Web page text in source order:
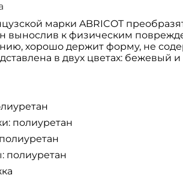
марки ABRICOT
вынослив к физическим
хорошо держит форму, не
в двух цветах: бежевый
полиуретан
полиуретан